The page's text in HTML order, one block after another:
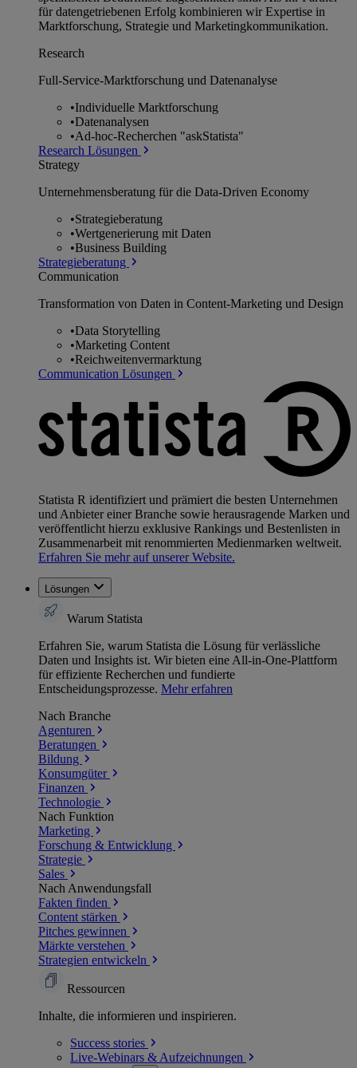
für datengetriebenen Erfolg kombinieren wir Expertise in
Marktforschung, Strategie und Marketingkommunikation.
Research
Full-Service-Marktforschung und Datenanalyse
•Individuelle Marktforschung
•Datenanalysen
•Ad-hoc-Recherchen "askStatista"
Research Lösungen
Strategy
Unternehmens­beratung für die Data-Driven Economy
•Strategieberatung
•Wertgenerierung mit Daten
•Business Building
Strategieberatung
Communication
Transformation von Daten in Content-Marketing und Design
•Data Storytelling
•Marketing Content
•Reichweitenvermarktung
Communication Lösungen
Statista R identifiziert und prämiert die besten Unternehmen
und Anbieter einer Branche sowie herausragende Marken und
veröffentlicht hierzu exklusive Rankings und Bestenlisten in
Zusammenarbeit mit renommierten Medienmarken weltweit.
Erfahren Sie mehr auf unserer Website.
Lösungen
Warum Statista
Erfahren Sie, warum Statista die Lösung für verlässliche
Daten und Insights ist. Wir bieten eine All-in-One-Plattform
für effiziente Recherchen und fundierte
Entscheidungsprozesse. Mehr erfahren
Nach Branche
Agenturen
Beratungen
Bildung
Konsumgüter
Finanzen
Technologie
Nach Funktion
Marketing
Forschung & Entwicklung
Strategie
Sales
Nach Anwendungsfall
Fakten finden
Content stärken
Pitches gewinnen
Märkte verstehen
Strategien entwickeln
Ressourcen
Inhalte, die informieren und inspirieren.
Success stories
Live-Webinars & Aufzeichnungen